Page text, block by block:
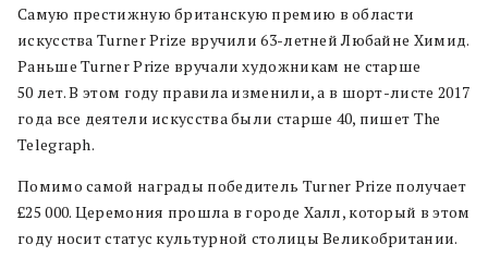
Самую престижную британскую премию в области
искусства Turner Prize вручили 63-летней Любайне Химид.
Раньше Turner Prize вручали художникам не старше
50 лет. В этом году правила изменили, а в шорт-листе 2017
года все деятели искусства были старше 40, пишет The
Telegraph.
Помимо самой награды победитель Turner Prize получает
£25 000. Церемония прошла в городе Халл, который в этом
году носит статус культурной столицы Великобритании.